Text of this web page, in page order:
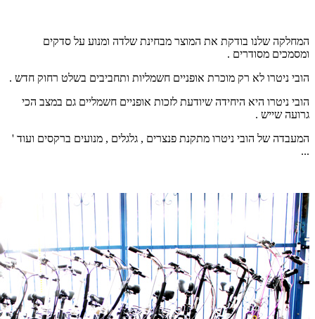
המחלקה שלנו בודקת את המוצר מבחינת שלדה ומנוע על סדקים
ומסמכים מסודרים .
הובי ניטרו לא רק מוכרת אופניים חשמליות ותחביבים בשלט רחוק חדש .
הובי ניטרו היא היחידה שיודעת לזכות אופניים חשמליים גם במצב הכי
גרועה שייש .
המעבדה של הובי ניטרו מתקנת פנצרים , גלגלים , מנועים ברקסים ועוד '
...